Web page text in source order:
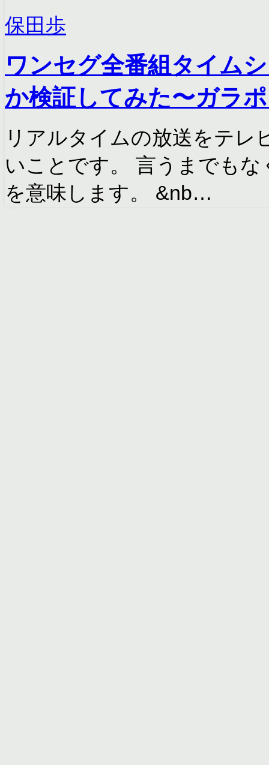
保田歩
ワンセグ全番組タイム
か検証してみた〜ガラ
リアルタイムの放送をテレ
いことです。 言うまでも
を意味します。 &nb…